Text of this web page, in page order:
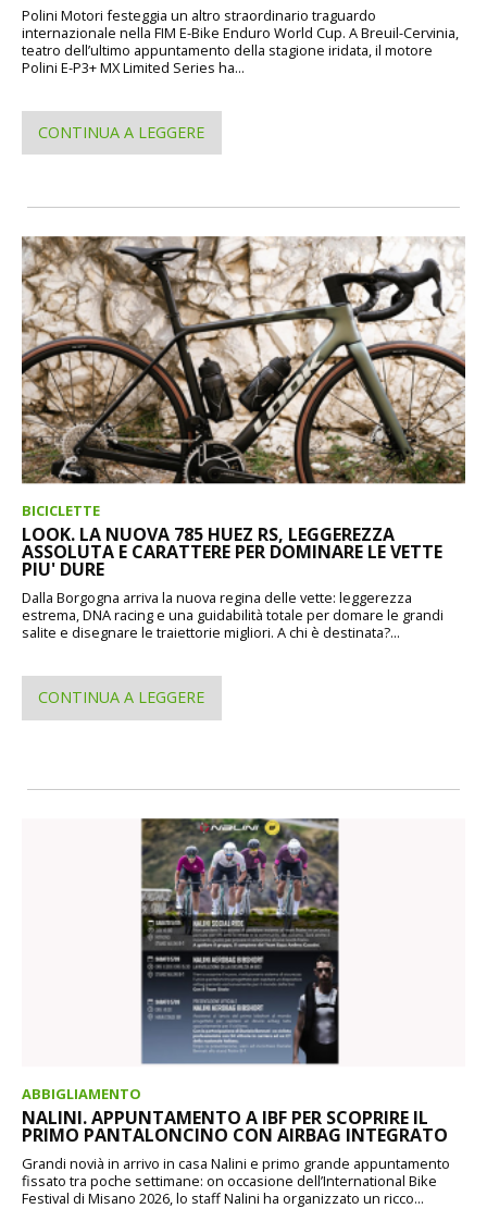
Polini Motori festeggia un altro straordinario traguardo
internazionale nella FIM E-Bike Enduro World Cup. A Breuil-Cervinia,
teatro dell’ultimo appuntamento della stagione iridata, il motore
Polini E-P3+ MX Limited Series ha...
CONTINUA A LEGGERE
BICICLETTE
LOOK. LA NUOVA 785 HUEZ RS, LEGGEREZZA
ASSOLUTA E CARATTERE PER DOMINARE LE VETTE
PIU' DURE
Dalla Borgogna arriva la nuova regina delle vette: leggerezza
estrema, DNA racing e una guidabilità totale per domare le grandi
salite e disegnare le traiettorie migliori. A chi è destinata?...
CONTINUA A LEGGERE
ABBIGLIAMENTO
NALINI. APPUNTAMENTO A IBF PER SCOPRIRE IL
PRIMO PANTALONCINO CON AIRBAG INTEGRATO
Grandi novià in arrivo in casa Nalini e primo grande appuntamento
fissato tra poche settimane: on occasione dell’International Bike
Festival di Misano 2026, lo staff Nalini ha organizzato un ricco...